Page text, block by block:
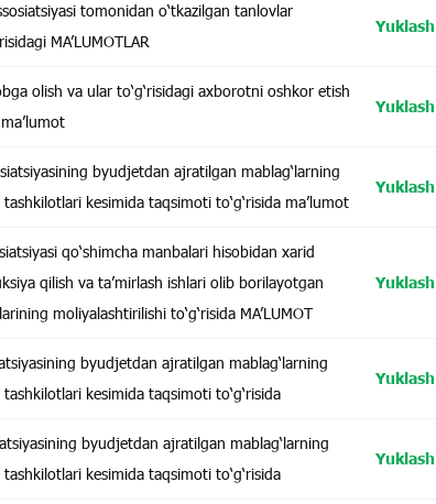
tomonidan o‘tkazilgan tanlovlar
MA’LUMOTLAR
Yuklash
olish va ular to‘g‘risidagi axborotni oshkor etish
Yuklash
byudjetdan ajratilgan mablag‘larning
kesimida taqsimoti to‘g‘risida ma’lumot
Yuklash
qo‘shimcha manbalari hisobidan xarid
qilish va ta’mirlash ishlari olib borilayotgan
moliyalashtirilishi to‘g‘risida MA’LUMOT
Yuklash
byudjetdan ajratilgan mablag‘larning
kesimida taqsimoti to‘g‘risida
Yuklash
byudjetdan ajratilgan mablag‘larning
kesimida taqsimoti to‘g‘risida
Yuklash